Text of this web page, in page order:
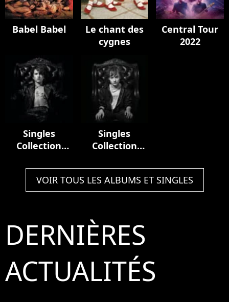
Babel Babel
Le chant des
cygnes
Central Tour
2022
Singles
Collection
Singles
Collection
VOIR TOUS LES ALBUMS ET SINGLES
DERNIÈRES
ACTUALITÉS